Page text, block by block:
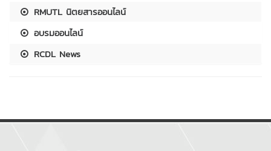
RMUTL นิตยสารออนไลน์
อบรมออนไลน์
RCDL News